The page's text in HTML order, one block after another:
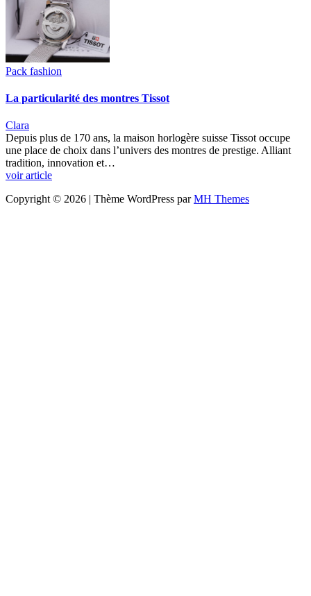
Pack fashion
La particularité des montres Tissot
Clara
Depuis plus de 170 ans, la maison horlogère suisse Tissot occupe
une place de choix dans l’univers des montres de prestige. Alliant
tradition, innovation et…
voir article
Copyright © 2026 | Thème WordPress parMH Themes